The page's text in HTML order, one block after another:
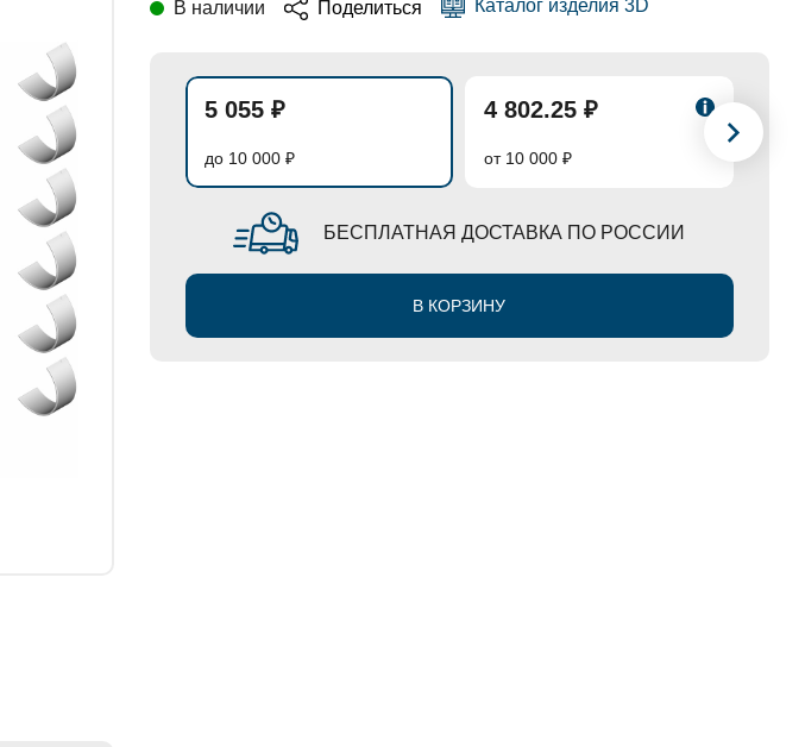
В наличии Поделиться Каталог изделия 3D
5 055 ₽
до 10 000 ₽
4 802.25 ₽
от 10 000 ₽
БЕСПЛАТНАЯ ДОСТАВКА ПО РОССИИ
В КОРЗИНУ